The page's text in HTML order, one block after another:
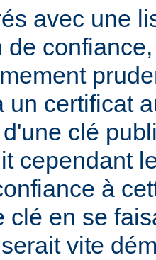
avec une
de
un certificat
clé
cependant
à
clé en se
vite